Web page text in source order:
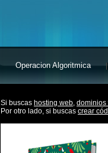
Operacion Algoritmica
Si buscas hosting web, dominios
Por otro lado, si buscas crear